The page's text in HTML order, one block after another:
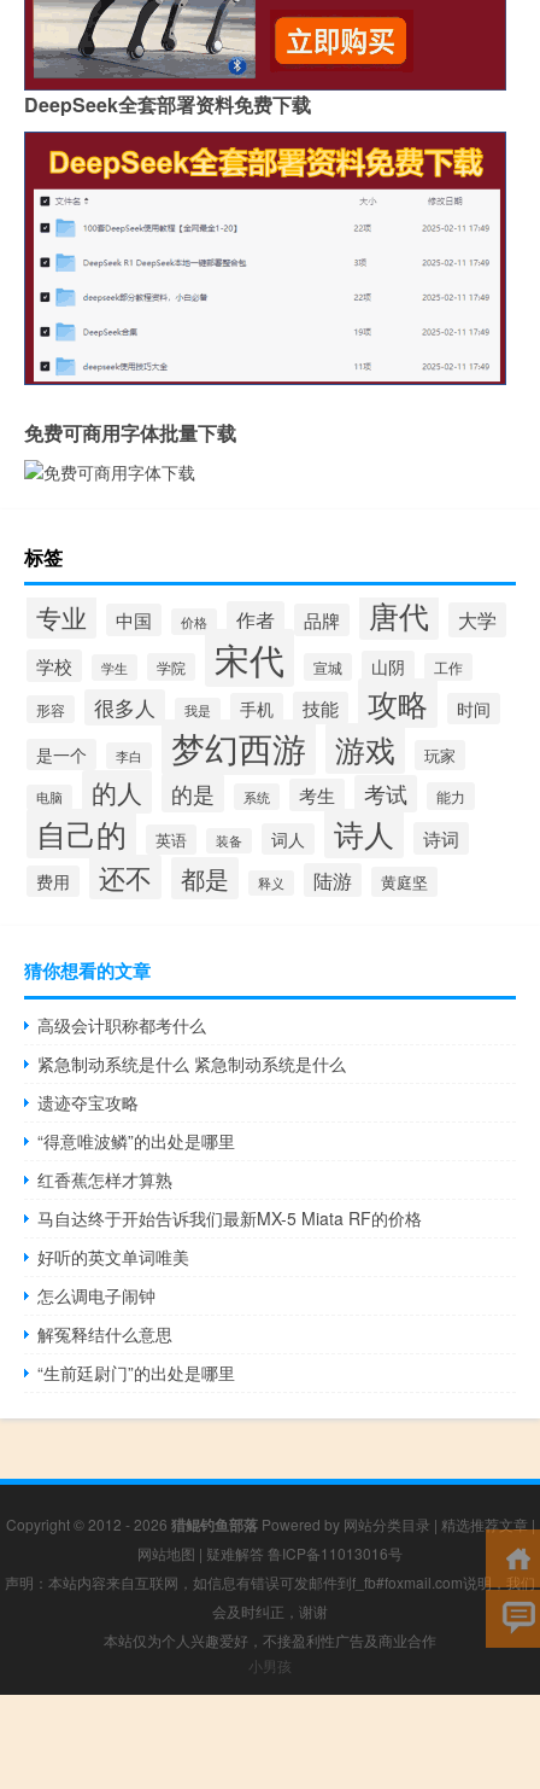
DeepSeek全套部署资料免费下载
免费可商用字体批量下载
标签
专业 中国 价格 作者 品牌 唐代 大学
学校 学生 学院 宋代 宣城 山阴 工作
形容 很多人 我是 手机 技能 攻略
时间
是一个
李白 梦幻西游 游戏 玩家
电脑 的人 的是 系统 考生 考试 能力
自己的 英语 装备 词人 诗人 诗词
费用 还不 都是 释义 陆游 黄庭坚
猜你想看的文章
高级会计职称都考什么
紧急制动系统是什么 紧急制动系统是什么
遗迹夺宝攻略
“得意唯波鳞”的出处是哪里
红香蕉怎样才算熟
马自达终于开始告诉我们最新MX-5 Miata RF的价格
好听的英文单词唯美
怎么调电子闹钟
解冤释结什么意思
“生前廷尉门”的出处是哪里
Copyright © 2012 - 2026 猎鲲钓鱼部落Powered by 网站分类目录 | 精选推荐文章 |
网站地图 | 疑难解答 鲁ICP备11013016号
声明：本站内容来自互联网，如信息有错误可发邮件到f_fb#foxmail.com说明，我们
会及时纠正，谢谢
本站仅为个人兴趣爱好，不接盈利性广告及商业合作
小男孩